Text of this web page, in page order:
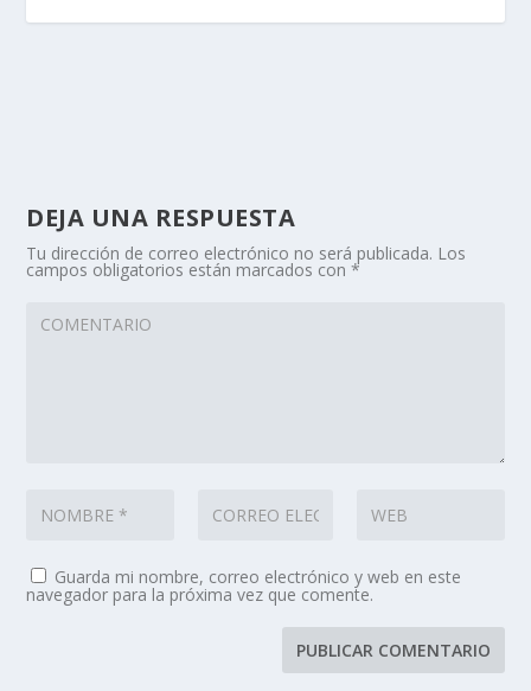
DEJA UNA RESPUESTA
Tu dirección de correo electrónico no será publicada. Los
campos obligatorios están marcados con*
Guarda mi nombre, correo electrónico y web en este
navegador para la próxima vez que comente.